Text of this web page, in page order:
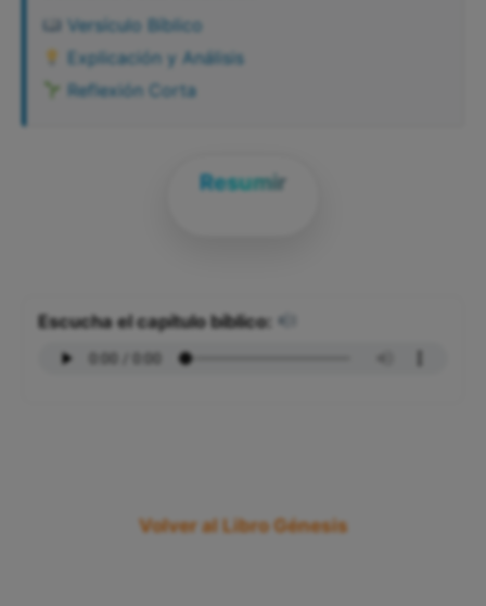
Versículo Bíblico
Explicación y Análisis
Reflexión Corta
Resumir
Escucha el capítulo bíblico:
Volver al Libro Génesis